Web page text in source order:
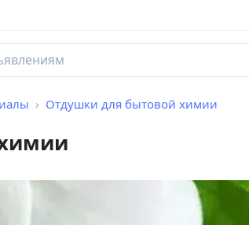
Отдушки для бытовой химии